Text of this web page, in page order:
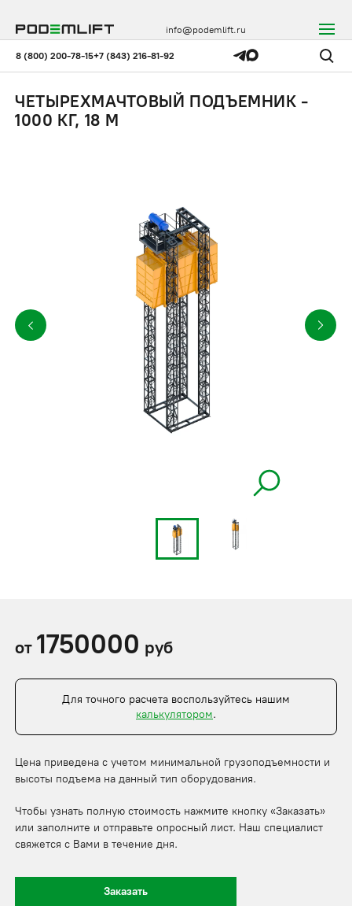
8 (800) 200-78-15+7 (843) 216-81-92
info@podemlift.ru
ЧЕТЫРЕХМАЧТОВЫЙ ПОДЪЕМНИК -
1000 КГ, 18 М
от 1750000 руб
Для точного расчета воспользуйтесь нашим
калькулятором.
Цена приведена с учетом минимальной грузоподъемности и
высоты подъема на данный тип оборудования.
Чтобы узнать полную стоимость нажмите кнопку «Заказать»
или заполните и отправьте опросный лист. Наш специалист
свяжется с Вами в течение дня.
Заказать